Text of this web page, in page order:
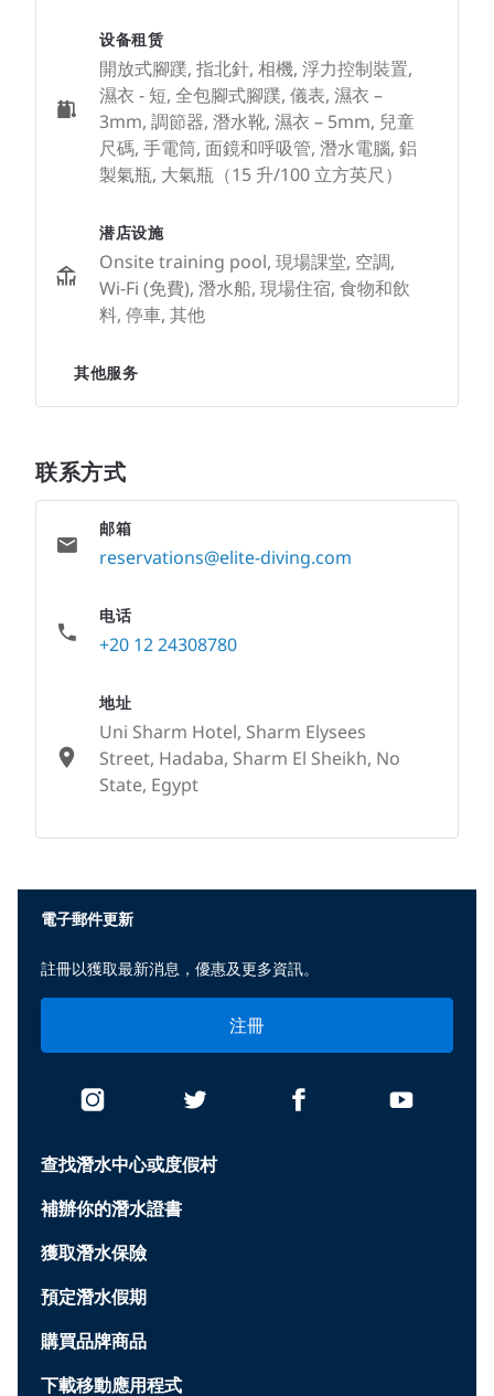
设备租赁
開放式腳蹼, 指北針, 相機, 浮力控制裝置,
濕衣 - 短, 全包腳式腳蹼, 儀表, 濕衣 –
3mm, 調節器, 潛水靴, 濕衣 – 5mm, 兒童
尺碼, 手電筒, 面鏡和呼吸管, 潛水電腦, 鋁
製氣瓶, 大氣瓶（15 升/100 立方英尺）
潜店设施
Onsite training pool, 現場課堂, 空調,
Wi-Fi (免費), 潛水船, 現場住宿, 食物和飲
料, 停車, 其他
其他服务
联系方式
邮箱
reservations@elite-diving.com
电话
+20 12 24308780
地址
Uni Sharm Hotel, Sharm Elysees
Street, Hadaba, Sharm El Sheikh, No
State, Egypt
查找潛水中心或度假村
補辦你的潛水證書
獲取潛水保險
預定潛水假期
購買品牌商品
下載移動應用程式
電子郵件更新
註冊以獲取最新消息，優惠及更多資訊。
注冊